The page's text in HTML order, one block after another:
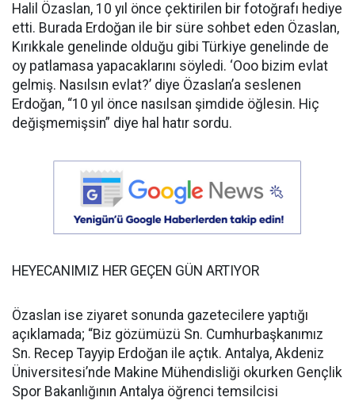
Halil Özaslan, 10 yıl önce çektirilen bir fotoğrafı hediye
etti. Burada Erdoğan ile bir süre sohbet eden Özaslan,
Kırıkkale genelinde olduğu gibi Türkiye genelinde de
oy patlamasa yapacaklarını söyledi. ‘Ooo bizim evlat
gelmiş. Nasılsın evlat?’ diye Özaslan’a seslenen
Erdoğan, “10 yıl önce nasılsan şimdide öğlesin. Hiç
değişmemişsin” diye hal hatır sordu.
HEYECANIMIZ HER GEÇEN GÜN ARTIYOR
Özaslan ise ziyaret sonunda gazetecilere yaptığı
açıklamada; “Biz gözümüzü Sn. Cumhurbaşkanımız
Sn. Recep Tayyip Erdoğan ile açtık. Antalya, Akdeniz
Üniversitesi’nde Makine Mühendisliği okurken Gençlik
Spor Bakanlığının Antalya öğrenci temsilcisi